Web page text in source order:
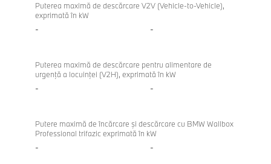
Puterea maximă de descărcare V2V (Vehicle-to-Vehicle),
exprimată în kW
- -
Puterea maximă de descărcare pentru alimentare de
urgenţă a locuinţei (V2H), exprimată în kW
- -
Putere maximă de încărcare şi descărcare cu BMW Wallbox
Professional trifazic exprimată în kW
- -